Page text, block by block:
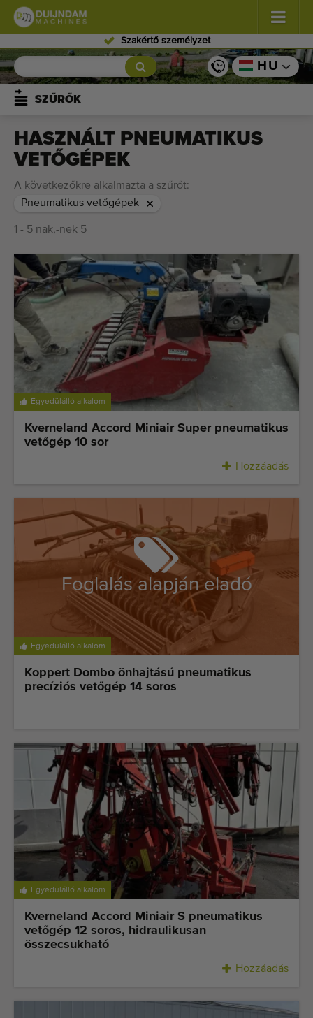
Szakértő személyzet
Virágok és dísznövények (587)
Szabadföldi zöldségek
Üvegházi zöldségek (350)
Gyümölcsök (336)
Szállítószalagok (441)
Kínálja eladásra gépét!
Keresés típusonként
Legutóbb megtekintett gépek
Legutóbb hozzáadott gépek
Értesüljön gépeinkről
Gépeink külföldre szállítása
Gépek
GYIK
Kapcsolat
Minőségi gépek
Szakértő személyzet
Kiszállítás világszerte
HU
SZŰRŐK
HASZNÁLT PNEUMATIKUS
VETŐGÉPEK
A következőkre alkalmazta a szűrőt:
Pneumatikus vetőgépek
1 - 5 nak,-nek 5
Egyedülálló alkalom
Kverneland Accord Miniair Super pneumatikus
vetőgép 10 sor
Hozzáadás
Egyedülálló alkalom
Foglalás alapján eladó
Koppert Dombo önhajtású pneumatikus
precíziós vetőgép 14 soros
Egyedülálló alkalom
Kverneland Accord Miniair S pneumatikus
vetőgép 12 soros, hidraulikusan
összecsukható
Hozzáadás